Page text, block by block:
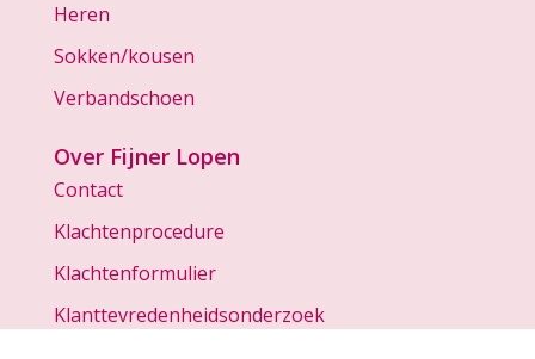
Heren
Sokken/kousen
Verbandschoen
Over Fijner Lopen
Contact
Klachtenprocedure
Klachtenformulier
Klanttevredenheidsonderzoek